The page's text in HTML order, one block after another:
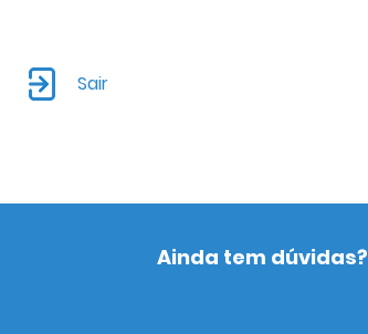
Sair
Ainda tem dúvidas?